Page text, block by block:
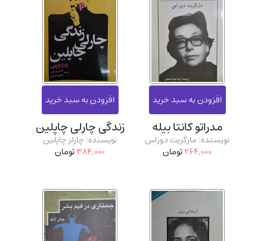
مدراتو کانتا بیله
نویسنده: مارگریت دوراس
264,000تومان
زندگی چارلی چاپلین
نویسنده: چارلز چاپلین
384,000تومان